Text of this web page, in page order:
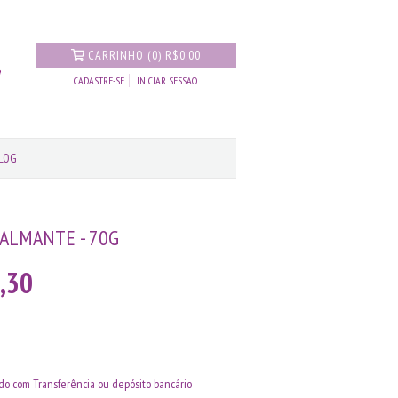
CARRINHO (0) R$0,00
CADASTRE-SE INICIAR SESSÃO
- 70G
com Transferência ou depósito bancário